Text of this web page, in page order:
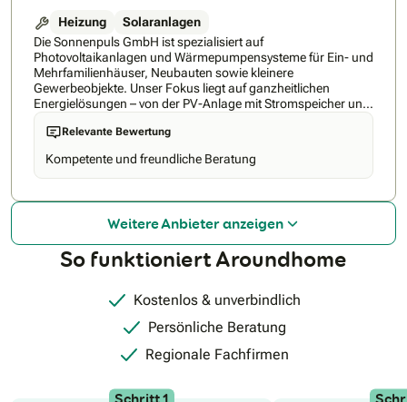
Heizung
Solaranlagen
Die Sonnenpuls GmbH ist spezialisiert auf
Photovoltaikanlagen und Wärmepumpensysteme für Ein- und
Mehrfamilienhäuser, Neubauten sowie kleinere
Gewerbeobjekte. Unser Fokus liegt auf ganzheitlichen
Energielösungen – von der PV-Anlage mit Stromspeicher und
Wallbox bis zur effizienten Wärmepumpe, optimal
aufeinander abgestimmt.Wir arbeiten mit leistungsstarken
Premium-Modulen, modernen Hybrid-Wechselrichtern,
intelligenten Energiemanagementsystemen sowie
hochwertigen Luft-Wasser-Wärmepumpen namhafter
Wirtschaftlichkeit.Von der persönlichen Beratung über die
Förder- und Netzbetreiberabwicklung bis zur fachgerechten
Installation erhalten unsere Kunden alles aus einer Hand –
Relevante Bewertung
Kompetente und freundliche Beratung
Weitere Anbieter anzeigen
So funktioniert Aroundhome
Kostenlos & unverbindlich
Persönliche Beratung
Regionale Fachfirmen